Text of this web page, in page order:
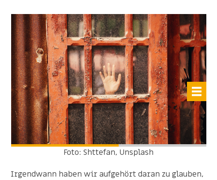
Foto: Shttefan, Unsplash
Irgendwann haben wir aufgehört daran zu glauben,